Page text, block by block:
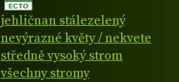
jehličnan stálezelený
nevýrazné květy / nekvete
středně vysoký strom
všechny stromy